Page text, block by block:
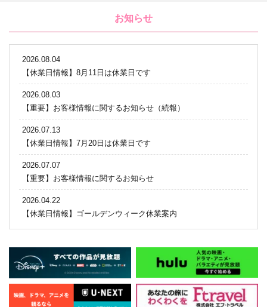
お知らせ
2026.08.04
【休業日情報】8月11日は休業日です
2026.08.03
【重要】お客様情報に関するお知らせ（続報）
2026.07.13
【休業日情報】7月20日は休業日です
2026.07.07
【重要】お客様情報に関するお知らせ
2026.04.22
【休業日情報】ゴールデンウィーク休業案内